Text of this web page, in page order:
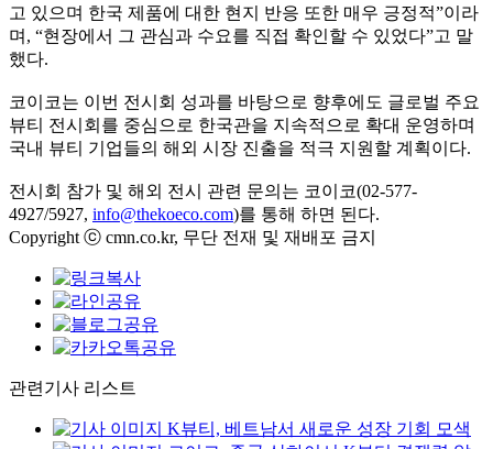
고 있으며 한국 제품에 대한 현지 반응 또한 매우 긍정적”이라
며, “현장에서 그 관심과 수요를 직접 확인할 수 있었다”고 말
했다.
코이코는 이번 전시회 성과를 바탕으로 향후에도 글로벌 주요
뷰티 전시회를 중심으로 한국관을 지속적으로 확대 운영하며
국내 뷰티 기업들의 해외 시장 진출을 적극 지원할 계획이다.
전시회 참가 및 해외 전시 관련 문의는 코이코(02-577-
4927/5927, info@thekoeco.com)를 통해 하면 된다.
Copyright ⓒ cmn.co.kr, 무단 전재 및 재배포 금지
관련기사 리스트
K뷰티, 베트남서 새로운 성장 기회 모색